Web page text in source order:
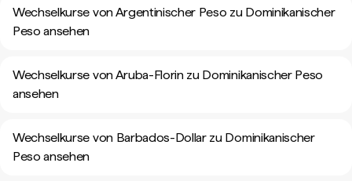
Wechselkurse von Argentinischer Peso zu Dominikanischer
Peso ansehen
Wechselkurse von Aruba-Florin zu Dominikanischer Peso
ansehen
Wechselkurse von Barbados-Dollar zu Dominikanischer
Peso ansehen